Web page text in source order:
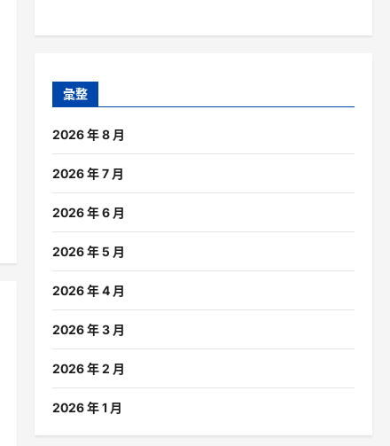
彙整
2026 年 8 月
2026 年 7 月
2026 年 6 月
2026 年 5 月
2026 年 4 月
2026 年 3 月
2026 年 2 月
2026 年 1 月